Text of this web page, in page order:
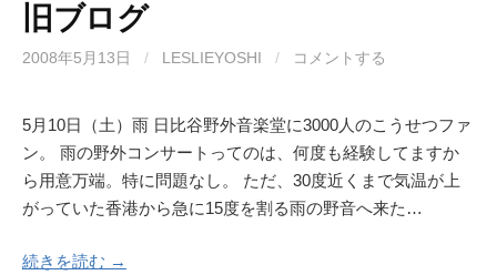
旧ブログ
2008年5月13日 / LESLIEYOSHI / コメントする
5月10日（土）雨 日比谷野外音楽堂に3000人のこうせつファ
ン。 雨の野外コンサートってのは、何度も経験してますか
ら用意万端。特に問題なし。 ただ、30度近くまで気温が上
がっていた香港から急に15度を割る雨の野音へ来た…
続きを読む →